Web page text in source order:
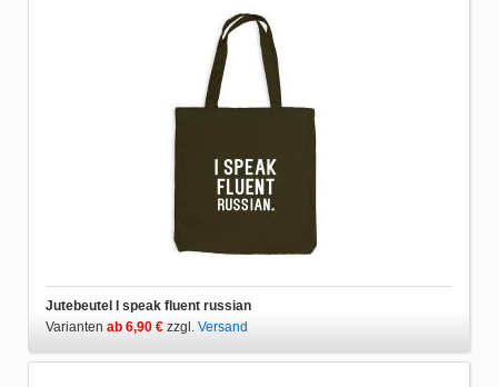
Jutebeutel I speak fluent russian
Varianten ab 6,90 € zzgl. Versand